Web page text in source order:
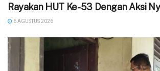
Rayakan HUT Ke-53 Dengan Aksi
6 AGUSTUS 2026